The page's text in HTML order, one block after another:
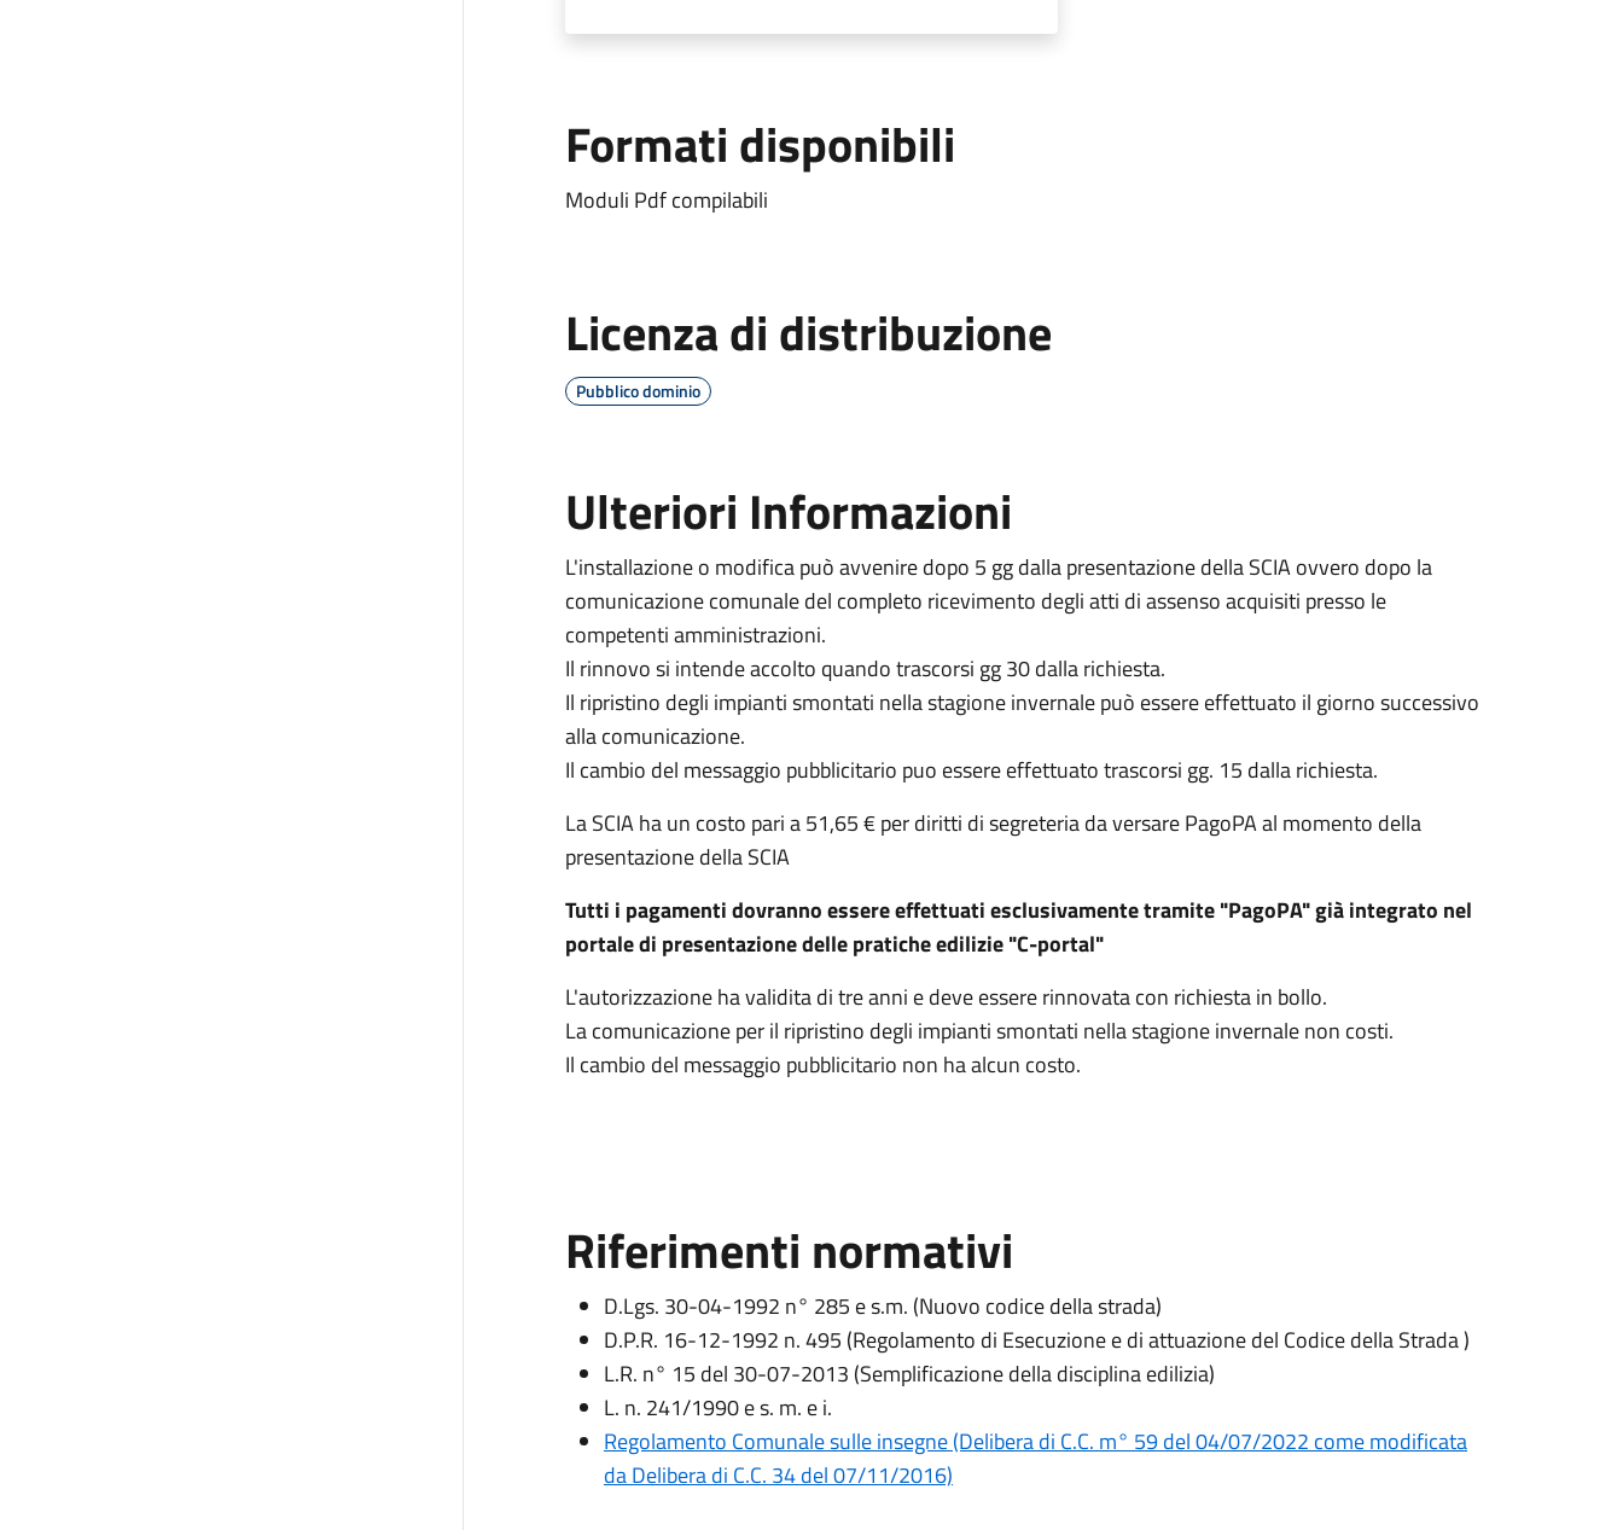
Formati disponibili
Moduli Pdf compilabili
Licenza di distribuzione
Pubblico dominio
Ulteriori Informazioni
L'installazione o modifica può avvenire dopo 5 gg dalla presentazione della SCIA ovvero dopo la
comunicazione comunale del completo ricevimento degli atti di assenso acquisiti presso le
competenti amministrazioni.
Il rinnovo si intende accolto quando trascorsi gg 30 dalla richiesta.
Il ripristino degli impianti smontati nella stagione invernale può essere effettuato il giorno successivo
alla comunicazione.
Il cambio del messaggio pubblicitario puo essere effettuato trascorsi gg. 15 dalla richiesta.
La SCIA ha un costo pari a 51,65 € per diritti di segreteria da versare PagoPA al momento della
presentazione della SCIA
Tutti i pagamenti dovranno essere effettuati esclusivamente tramite "PagoPA" già integrato nel
portale di presentazione delle pratiche edilizie "C-portal"
L'autorizzazione ha validita di tre anni e deve essere rinnovata con richiesta in bollo.
La comunicazione per il ripristino degli impianti smontati nella stagione invernale non costi.
Il cambio del messaggio pubblicitario non ha alcun costo.
Riferimenti normativi
D.Lgs. 30-04-1992 n° 285 e s.m. (Nuovo codice della strada)
D.P.R. 16-12-1992 n. 495 (Regolamento di Esecuzione e di attuazione del Codice della Strada )
L.R. n° 15 del 30-07-2013 (Semplificazione della disciplina edilizia)
L. n. 241/1990 e s. m. e i.
Regolamento Comunale sulle insegne (Delibera di C.C. m° 59 del 04/07/2022 come modificata
da Delibera di C.C. 34 del 07/11/2016)